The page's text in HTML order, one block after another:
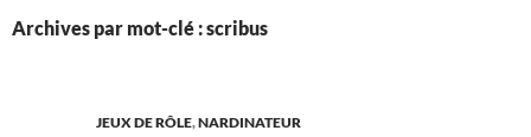
Archives par mot-clé : scribus
JEUX DE RÔLE,NARDINATEUR